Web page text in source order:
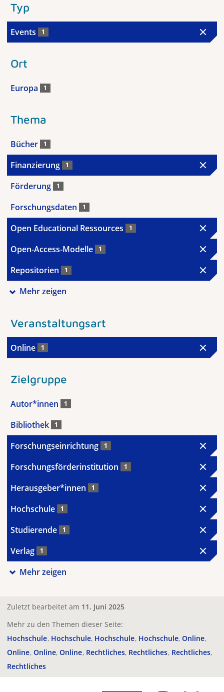
Typ
Events 1
Ort
Europa 1
Thema
Bücher 1
Finanzierung 1
Förderung 1
Forschungsdaten 1
Open Educational Ressources 1
Open-Access-Modelle 1
Repositorien 1
Mehr zeigen
Veranstaltungsart
Online 1
Zielgruppe
Autor*innen 1
Bibliothek 1
Forschungseinrichtung 1
Forschungsförderinstitution 1
Herausgeber*innen 1
Hochschule 1
Studierende 1
Verlag 1
Mehr zeigen
Zuletzt bearbeitet am 11. Juni 2025
Mehr zu den Themen dieser Seite:
Hochschule Hochschule Hochschule Hochschule Online
Online Online Online Rechtliches Rechtliches Rechtliches
Rechtliches